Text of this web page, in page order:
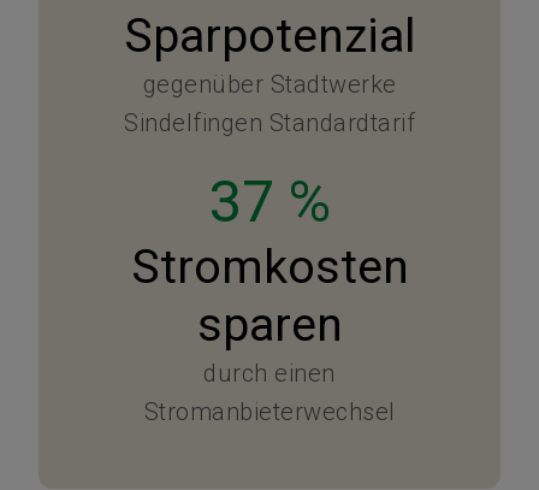
Sparpotenzial
gegenüber Stadtwerke
Sindelfingen Standardtarif
37 %
Stromkosten
sparen
durch einen
Stromanbieterwechsel